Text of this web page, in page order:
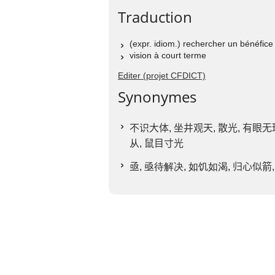
Traduction
(expr. idiom.) rechercher un
vision à court terme
Editer (projet CFDICT)
Synonymes
不识大体, 坐井观天, 散光, 有眼无
从, 鼠目寸光
亟, 亟待解决, 如饥如渴, 归心似箭,